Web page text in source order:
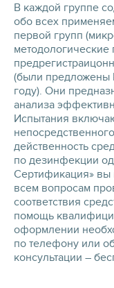
В каждой группе
обо всех
первой групп
(были предложены
году). Они
анализа
Испытания
действенность
по дезинфекции
Сертификация» вы
всем вопросам
соответствия
помощь
оформлении
по телефону или
консультации –